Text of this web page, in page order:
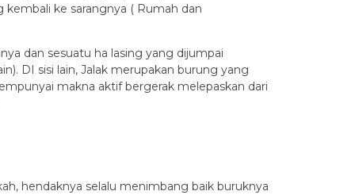
ke sarangnya ( Rumah dan
dan sesuatu ha lasing yang dijumpai
DI sisi lain, Jalak merupakan burung yang
makna aktif bergerak melepaskan dari
hendaknya selalu menimbang baik buruknya